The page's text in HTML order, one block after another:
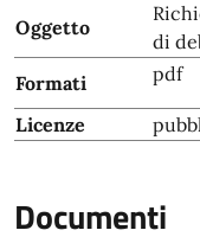
Oggetto
di
Formati
pdf
Licenze
Documenti